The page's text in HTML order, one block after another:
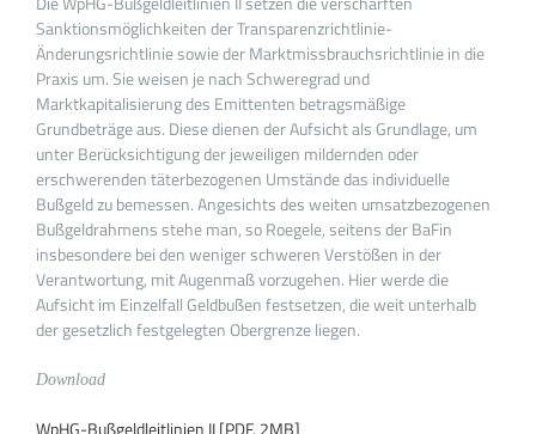
Sanktionsmöglichkeiten der Transparenzrichtlinie-
Änderungsrichtlinie sowie der Marktmissbrauchsrichtlinie in die
Praxis um. Sie weisen je nach Schweregrad und
Marktkapitalisierung des Emittenten betragsmäßige
Grundbeträge aus. Diese dienen der Aufsicht als Grundlage, um
unter Berücksichtigung der jeweiligen mildernden oder
erschwerenden täterbezogenen Umstände das individuelle
Bußgeld zu bemessen. Angesichts des weiten umsatzbezogenen
Bußgeldrahmens stehe man, so Roegele, seitens der BaFin
insbesondere bei den weniger schweren Verstößen in der
Verantwortung, mit Augenmaß vorzugehen. Hier werde die
Aufsicht im Einzelfall Geldbußen festsetzen, die weit unterhalb
der gesetzlich festgelegten Obergrenze liegen.
Download
WpHG-Bußgeldleitlinien II [PDF, 2MB]